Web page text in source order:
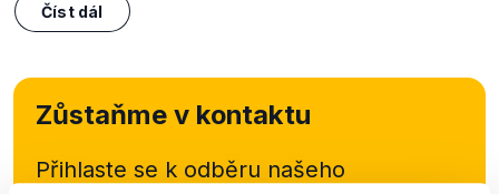
Číst dál
Zůstaňme v kontaktu
Přihlaste se k odběru našeho